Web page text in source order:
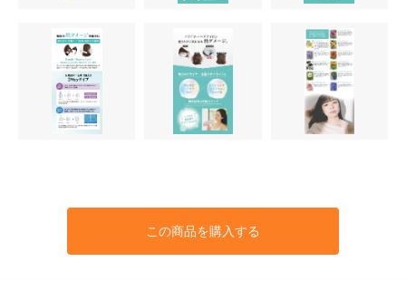
この商品を購入する